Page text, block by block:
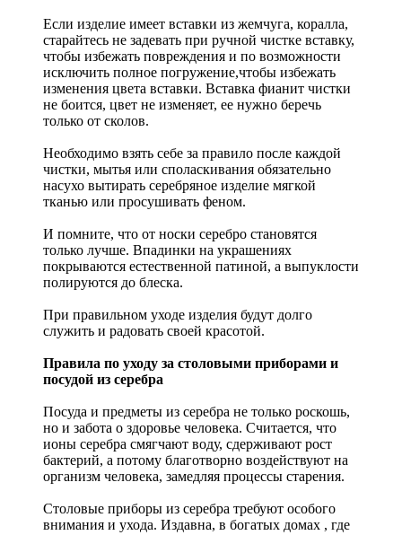
Если изделие имеет вставки из жемчуга, коралла,
старайтесь не задевать при ручной чистке вставку,
чтобы избежать повреждения и по возможности
исключить полное погружение,чтобы избежать
изменения цвета вставки. Вставка фианит чистки
не боится, цвет не изменяет, ее нужно беречь
только от сколов.
Необходимо взять себе за правило после каждой
чистки, мытья или споласкивания обязательно
насухо вытирать серебряное изделие мягкой
тканью или просушивать феном.
И помните, что от носки серебро становятся
только лучше. Впадинки на украшениях
покрываются естественной патиной, а выпуклости
полируются до блеска.
При правильном уходе изделия будут долго
служить и радовать своей красотой.
Правила по уходу за столовыми приборами и
посудой из серебра
Посуда и предметы из серебра не только роскошь,
но и забота о здоровье человека. Считается, что
ионы серебра смягчают воду, сдерживают рост
бактерий, а потому благотворно воздействуют на
организм человека, замедляя процессы старения.
Столовые приборы из серебра требуют особого
внимания и ухода. Издавна, в богатых домах , где